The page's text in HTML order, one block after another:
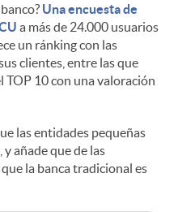
Una encuesta de
a más de 24.000 usuarios
un ránking con las
clientes, entre las que
TOP 10 con una valoración
las entidades pequeñas
añade que de las
la banca tradicional es